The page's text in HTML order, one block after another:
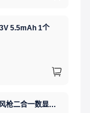
5.5mAh 1个
Bakon(深圳白光)，恒温电烙铁热风枪二合一数显可调温大功率无铅拆焊台，BK881（新老款交替发货）